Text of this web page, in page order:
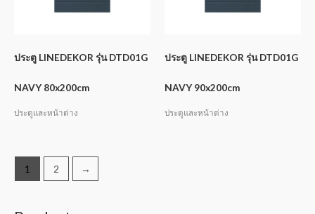
ประตู LINEDEKOR รุ่น DTD01G
NAVY 80x200cm
ประตูและหน้าต่าง
ประตู LINEDEKOR รุ่น DTD01G
NAVY 90x200cm
ประตูและหน้าต่าง
1 2 →